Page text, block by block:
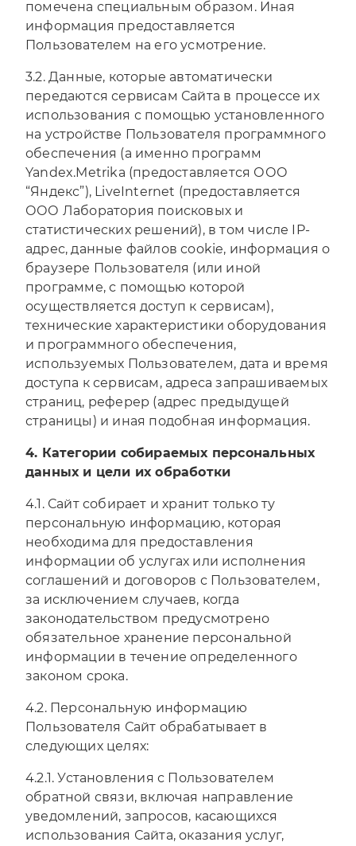
помечена специальным образом. Иная
информация предоставляется
Пользователем на его усмотрение.
3.2. Данные, которые автоматически
передаются сервисам Сайта в процессе их
использования с помощью установленного
на устройстве Пользователя программного
обеспечения (а именно программ
Yandex.Metrika (предоставляется ООО
“Яндекс”), LiveInternet (предоставляется
ООО Лаборатория поисковых и
статистических решений), в том числе IP-
адрес, данные файлов cookie, информация о
браузере Пользователя (или иной
программе, с помощью которой
осуществляется доступ к сервисам),
технические характеристики оборудования
и программного обеспечения,
используемых Пользователем, дата и время
доступа к сервисам, адреса запрашиваемых
страниц, реферер (адрес предыдущей
страницы) и иная подобная информация.
4. Категории собираемых персональных
данных и цели их обработки
4.1. Сайт собирает и хранит только ту
персональную информацию, которая
необходима для предоставления
информации об услугах или исполнения
соглашений и договоров с Пользователем,
за исключением случаев, когда
законодательством предусмотрено
обязательное хранение персональной
информации в течение определенного
законом срока.
4.2. Персональную информацию
Пользователя Сайт обрабатывает в
следующих целях:
4.2.1. Установления с Пользователем
обратной связи, включая направление
уведомлений, запросов, касающихся
использования Сайта, оказания услуг,